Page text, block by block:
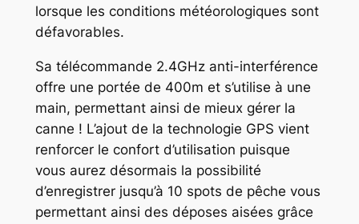
lorsque les conditions météorologiques sont
défavorables.
Sa télécommande 2.4GHz anti-interférence
offre une portée de 400m et s’utilise à une
main, permettant ainsi de mieux gérer la
canne ! L’ajout de la technologie GPS vient
renforcer le confort d’utilisation puisque
vous aurez désormais la possibilité
d’enregistrer jusqu’à 10 spots de pêche vous
permettant ainsi des déposes aisées grâce